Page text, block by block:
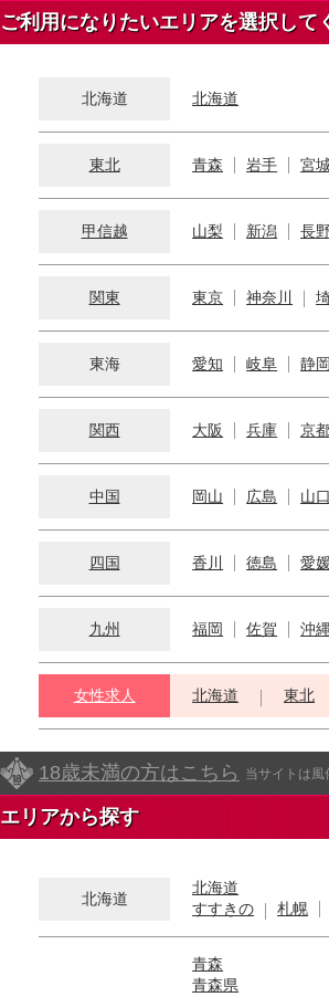
ご利用になりたいエリアを選択して
北海道 北海道
東北 青森 岩手 宮
甲信越 山梨 新潟 長
関東 東京 神奈川
東海 愛知 岐阜 静岡
関西 大阪 兵庫 京
中国 岡山 広島 山口
四国 香川 徳島 愛
九州 福岡 佐賀 沖縄
女性求人 北海道 東北
18歳未満の方はこちら 当サイトは風
エリアから探す
北海道
北海道
すすきの
札幌
青森
青森県